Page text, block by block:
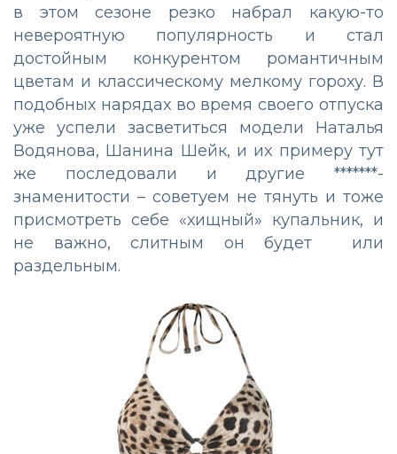
в этом сезоне резко набрал какую-то
невероятную популярность и стал
достойным конкурентом романтичным
цветам и классическому мелкому гороху. В
подобных нарядах во время своего отпуска
уже успели засветиться модели Наталья
Водянова, Шанина Шейк, и их примеру тут
же последовали и другие *******-
знаменитости – советуем не тянуть и тоже
присмотреть себе «хищный» купальник, и
не важно, слитным он будет или
раздельным.